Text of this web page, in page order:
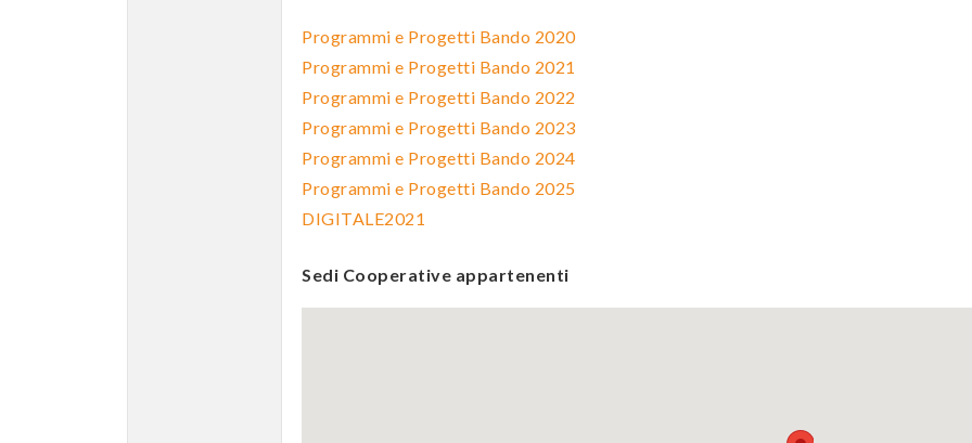
Programmi e Progetti Bando 2020
Programmi e Progetti Bando 2021
Programmi e Progetti Bando 2022
Programmi e Progetti Bando 2023
Programmi e Progetti Bando 2024
Programmi e Progetti Bando 2025
DIGITALE2021
Sedi Cooperative appartenenti